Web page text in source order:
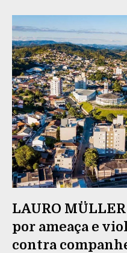
LAURO
por ameaça e
contra